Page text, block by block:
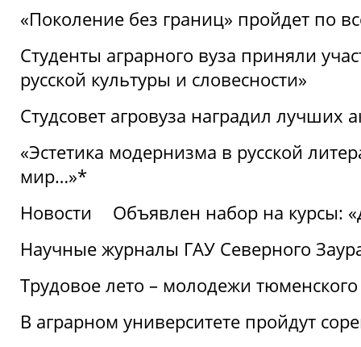
«Поколение без границ» пройдет по
Студенты аграрного вуза приняли
русской культуры и словесности»
Студсовет агровуза наградил лучших
«Эстетика модернизма в русской
мир…»*
Новости
Объявлен набор на курсы:
Научные журналы ГАУ Северного
Трудовое лето – молодежи
В аграрном университете пройдут